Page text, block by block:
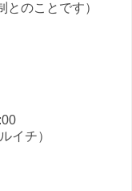
のことです）
イチ）